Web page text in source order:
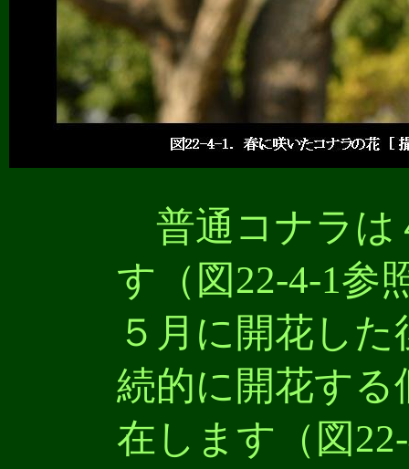
普通コナラは
す（図22-4-1参
５月に開花し
続的に開花す
在します（図